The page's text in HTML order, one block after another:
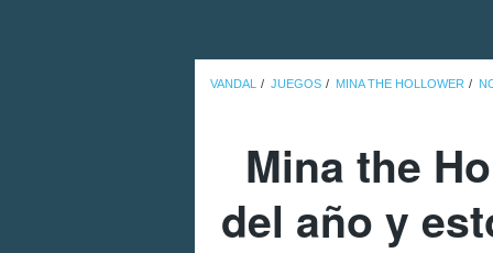
VANDAL JUEGOS MINA THE HOLLOWER
Mina the
del año y